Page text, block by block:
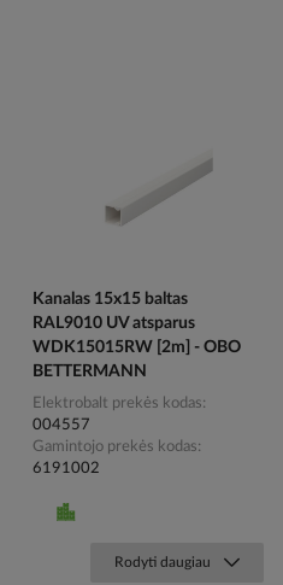
Kanalas 15x15 baltas
RAL9010 UV atsparus
WDK15015RW [2m] - OBO
BETTERMANN
Elektrobalt prekės kodas
004557
Gamintojo prekės kodas
6191002
Rodyti daugiau